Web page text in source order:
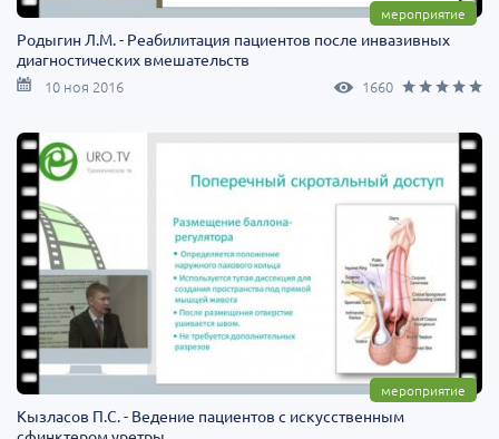
мероприятие
Родыгин Л.М. - Реабилитация пациентов после инвазивных
диагностических вмешательств
10 ноя 2016 1660
мероприятие
Кызласов П.С. - Ведение пациентов с искусственным